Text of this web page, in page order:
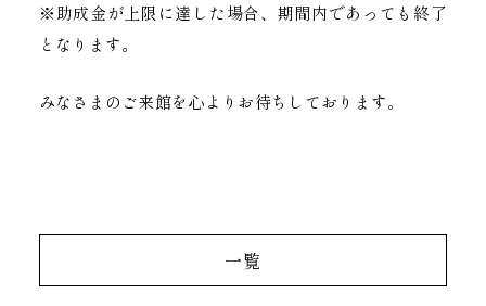
※助成金が上限に達した場合、期間内であっても終了
となります。
みなさまのご来館を心よりお待ちしております。
一覧